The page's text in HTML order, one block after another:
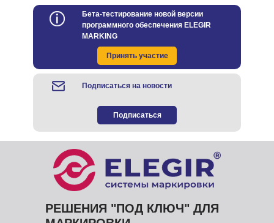
Принять участие
Бета-тестирование новой версии
программного обеспечения ELEGIR
MARKING
Подписаться на новости
Подписаться
РЕШЕНИЯ "ПОД КЛЮЧ" ДЛЯ